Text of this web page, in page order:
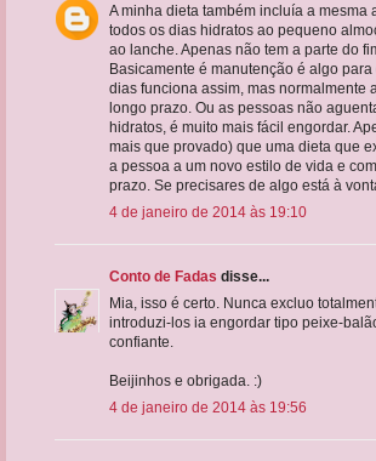
A minha dieta também incluía a mesma
todos os dias hidratos ao pequeno
ao lanche. Apenas não tem a parte do
Basicamente é manutenção é algo
dias funciona assim, mas normalmente
longo prazo. Ou as pessoas não
hidratos, é muito mais fácil engordar.
mais que provado) que uma dieta que
a pessoa a um novo estilo de vida e
prazo. Se precisares de algo está à
4 de janeiro de 2014 às 19:10
Conto de Fadas disse...
Mia, isso é certo. Nunca excluo
introduzi-los ia engordar tipo peixe-
confiante.
Beijinhos e obrigada. :)
4 de janeiro de 2014 às 19:56